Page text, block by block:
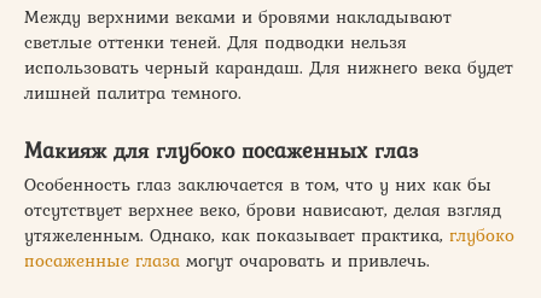
Между верхними веками и бровями накладывают
светлые оттенки теней. Для подводки нельзя
использовать черный карандаш. Для нижнего века будет
лишней палитра темного.
Макияж для глубоко посаженных глаз
Особенность глаз заключается в том, что у них как бы
отсутствует верхнее веко, брови нависают, делая взгляд
утяжеленным. Однако, как показывает практика, глубоко
посаженные глаза могут очаровать и привлечь.